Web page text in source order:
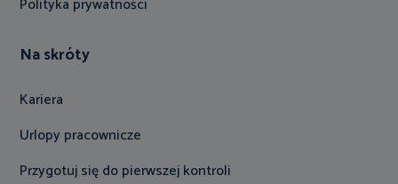
Na skróty
Kariera
Urlopy pracownicze
Przygotuj się do pierwszej kontroli